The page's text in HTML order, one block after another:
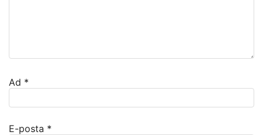
Ad *
E-posta *